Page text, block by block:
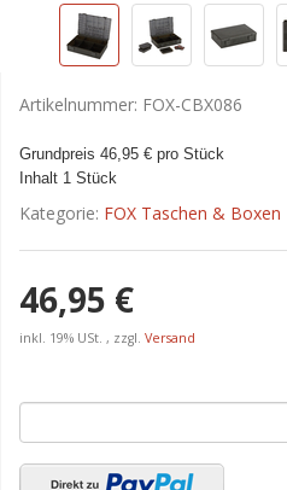
Artikelnummer: FOX-CBX086
Grundpreis 46,95 € pro Stück
Inhalt 1 Stück
Kategorie: FOX Taschen & Boxen
46,95 €
inkl. 19% USt. , zzgl. Versand